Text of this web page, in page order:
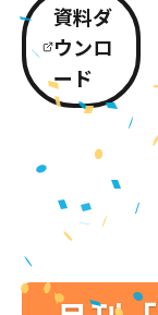
資料ダ
ウンロ
ード